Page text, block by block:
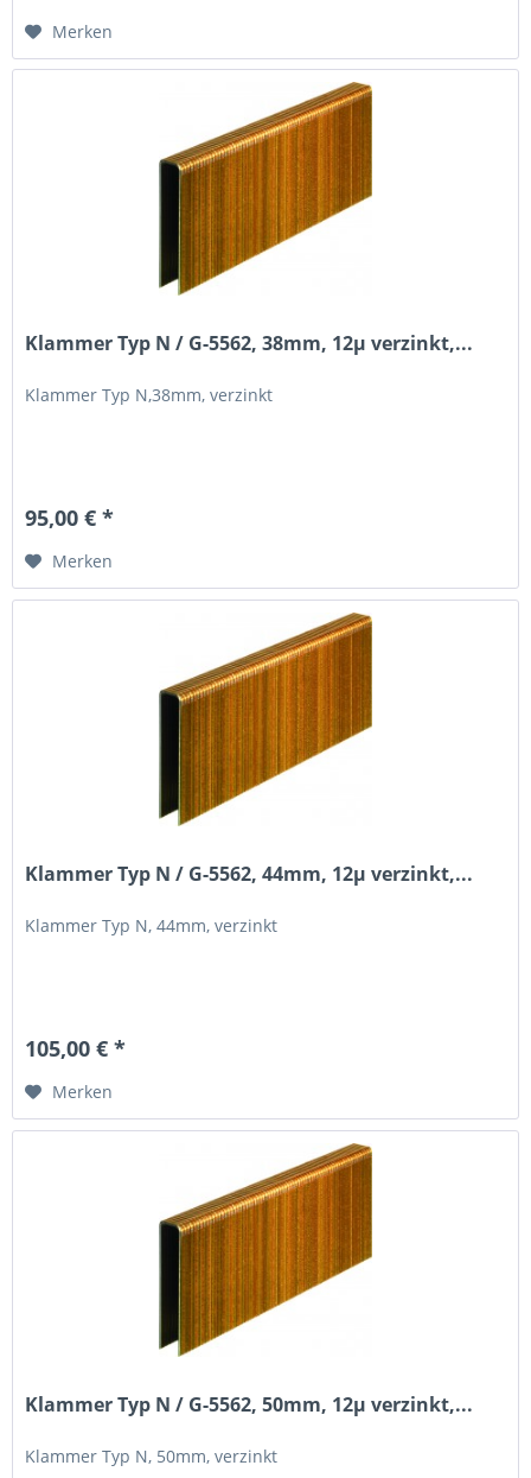
Merken
Klammer Typ N / G-5562, 38mm, 12µ verzinkt,...
Klammer Typ N,38mm, verzinkt
95,00 € *
Merken
Klammer Typ N / G-5562, 44mm, 12µ verzinkt,...
Klammer Typ N, 44mm, verzinkt
105,00 € *
Merken
Klammer Typ N / G-5562, 50mm, 12µ verzinkt,...
Klammer Typ N, 50mm, verzinkt